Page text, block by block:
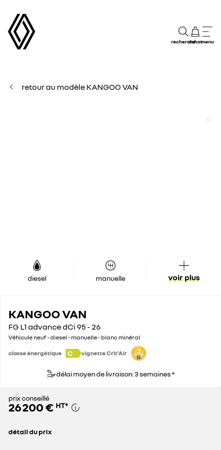
rechercheachatmenu
retour au modèle KANGOO VAN
diesel manuelle voir plus
KANGOO VAN
FG L1 advance dCi 95 - 26
Véhicule neuf - diesel - manuelle - blanc minéral
classe énergétique C vignette Crit'Air
délai moyen de livraison: 3 semaines *
prix conseillé
26 200 € HT*
détail du prix